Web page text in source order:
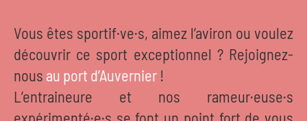
Vous êtes sportif·ve·s, aimez l’aviron ou voulez
découvrir ce sport exceptionnel ? Rejoignez-
nous au port d’Auvernier !
L’entraineure et nos rameur·euse·s